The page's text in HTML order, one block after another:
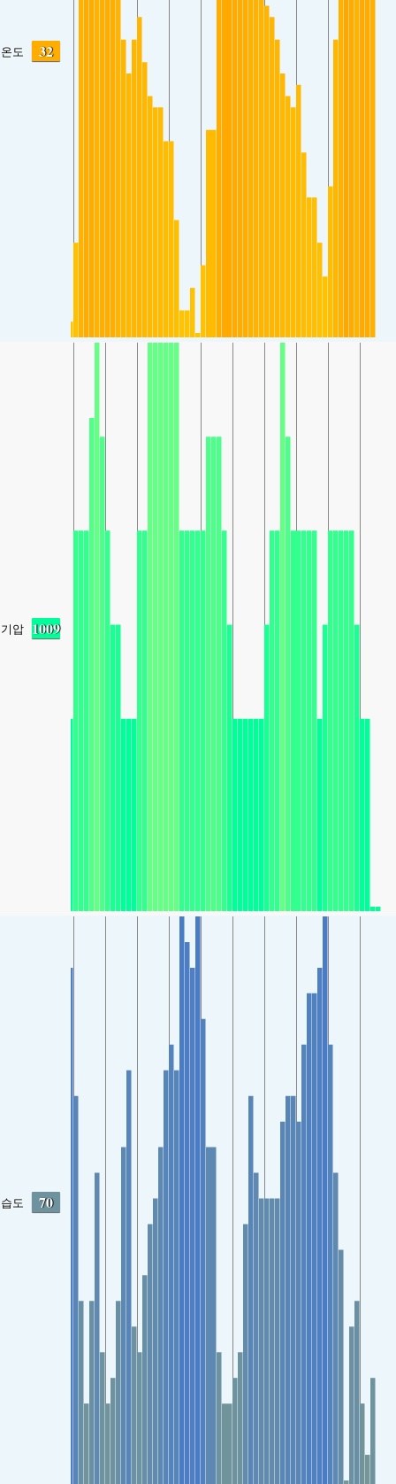
온도 32
기압 1009
습도 70